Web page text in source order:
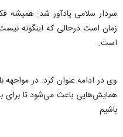
سردار سلامی یادآور شد: همیشه
زمان است درحالی که اینگونه
است.
وی در ادامه عنوان کرد: در مواجهه
همایش‌هایی باعث می‌شود تا برای
باشیم